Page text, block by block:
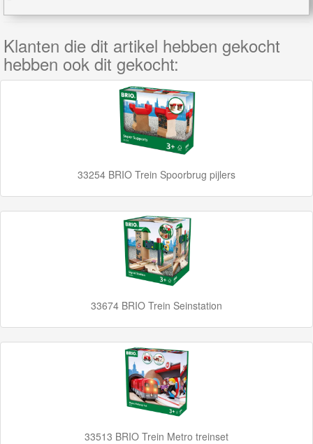
BigJigs
&
Road
Marklin
Start-
Trackmaster
motorized
Klanten die dit artikel hebben gekocht
hebben ook dit gekocht:
33254 BRIO Trein Spoorbrug pijlers
33674 BRIO Trein Seinstation
33513 BRIO Trein Metro treinset